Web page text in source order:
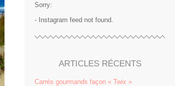
Sorry:
- Instagram feed not found.
ARTICLES RÉCENTS
Carrés gourmands façon « Twix »